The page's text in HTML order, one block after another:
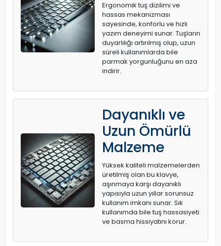
Ergonomik tuş dizilimi ve
hassas mekanizması
sayesinde, konforlu ve hızlı
yazım deneyimi sunar. Tuşların
duyarlılığı artırılmış olup, uzun
süreli kullanımlarda bile
parmak yorgunluğunu en aza
indirir.
Dayanıklı ve
Uzun Ömürlü
Malzeme
Yüksek kaliteli malzemelerden
üretilmiş olan bu klavye,
aşınmaya karşı dayanıklı
yapısıyla uzun yıllar sorunsuz
kullanım imkanı sunar. Sık
kullanımda bile tuş hassasiyeti
ve basma hissiyatını korur.